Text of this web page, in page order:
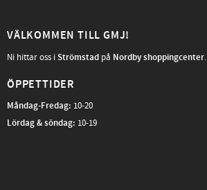
VÄLKOMMEN TILL GMJ!
Ni hittar oss iStrömstad på Nordby shoppingcenter.
ÖPPETTIDER
Måndag-Fredag: 10-20
Lördag & söndag: 10-19